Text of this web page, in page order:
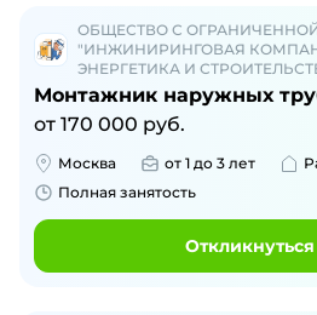
ОБЩЕСТВО С
"ИНЖИНИРИНГОВАЯ
ЭНЕРГЕТИКА И
Монтажник наружных
от 170 000 руб.
Москва от 1 до 3 лет
Полная занятость
Откликнуться